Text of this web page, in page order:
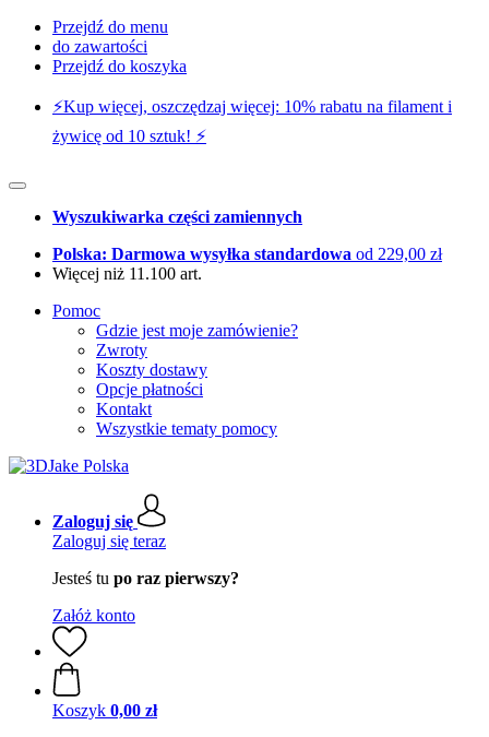
Przejdź do menu
do zawartości
Przejdź do koszyka
⚡️Kup więcej, oszczędzaj więcej: 10% rabatu na filament i
żywicę od 10 sztuk! ⚡️
Wyszukiwarka części zamiennych
Polska: Darmowa wysyłka standardowa od 229,00 zł
Więcej niż 11.100 art.
Pomoc
Gdzie jest moje zamówienie?
Zwroty
Koszty dostawy
Opcje płatności
Kontakt
Wszystkie tematy pomocy
Zaloguj się
Zaloguj się teraz
Jesteś tu po raz pierwszy?
Załóż konto
Koszyk 0,00 zł